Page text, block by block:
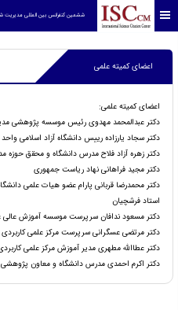
ششمین کنفرانس بین المللی مدیریت
اعضای کمیته علمی
اعضای کمیته علمی:
دکتر عبدالمحمد مهدوی رئیس موسسه پژوهشی
دکتر سجاد یارزاده رییس دانشگاه آزاد اسلامی
دکتر زهره آزاد فلاح مدرس دانشگاه و محقق حوزه
دکتر مجید فراهانی نهاد ریاست جمهوری
دکتر محمدرضا قربانی پارام عضو هیات علمی
استاد فرشچیان
دکتر مسعود ندافان سرپرست موسسه آموزش عالی
دکتر مرتضی عسگرانی سرپرست مرکز علمی
دکتر عطاالله مطهری مدیر آموزش مرکز علمی
دکتر اکرم احمدی مدرس دانشگاه و معاون